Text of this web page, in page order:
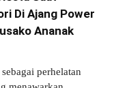
Di Ajang Power
Ananak
perhelatan